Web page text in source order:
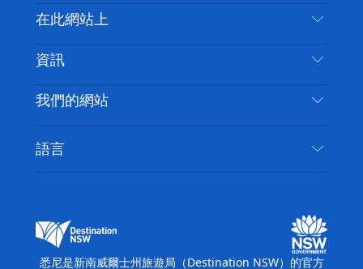
喳
聯絡我們
免責聲明
隱私
Cookie 通知
在此網站上
目的地
要做的事情
新南威爾斯州公路旅行
活動
住宿
資訊
旅行資訊
無障礙悉尼
列出您的業務
我們的網站
新南威爾士州旅遊局（Destination NSW）媒體中
心
語言
悉尼是新南威爾士州旅遊局（Destination NSW）的官方